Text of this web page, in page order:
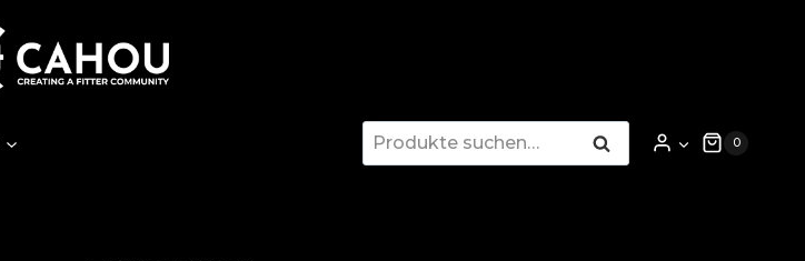
Suche
nach:
Suche 0